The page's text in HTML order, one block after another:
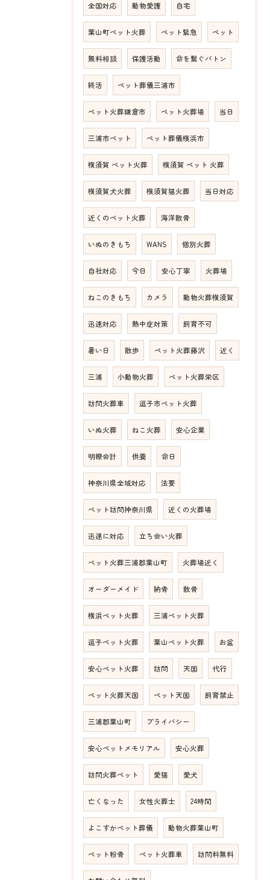
全国対応 動物愛護 自宅
葉山町ペット火葬 ペット緊急 ペット
無料相談 保護活動 命を繋ぐバトン
終活 ペット葬儀三浦市
ペット火葬鎌倉市 ペット火葬場 当日
三浦市ペット ペット葬儀横浜市
横須賀 ペット火葬 横須賀 ペット 火葬
横須賀犬火葬 横須賀猫火葬 当日対応
近くのペット火葬 海洋散骨
いぬのきもち WANS 個別火葬
自社対応 今日 安心丁寧 火葬場
ねこのきもち カメラ 動物火葬横須賀
迅速対応 熱中症対策 飼育不可
暑い日 散歩 ペット火葬藤沢 近く
三浦 小動物火葬 ペット火葬栄区
訪問火葬車 逗子市ペット火葬
いぬ火葬 ねこ火葬 安心企業
明瞭会計 供養 命日
神奈川県全域対応 法要
ペット訪問神奈川県 近くの火葬場
迅速に対応 立ち会い火葬
ペット火葬三浦郡葉山町 火葬場近く
オーダーメイド 納骨 散骨
横浜ペット火葬 三浦ペット火葬
逗子ペット火葬 葉山ペット火葬 お盆
安心ペット火葬 訪問 天国 代行
ペット火葬天国 ペット天国 飼育禁止
三浦郡葉山町 プライバシー
安心ペットメモリアル 安心火葬
訪問火葬ペット 愛猫 愛犬
亡くなった 女性火葬士 24時間
よこすかペット葬儀 動物火葬葉山町
ペット粉骨 ペット火葬車 訪問料無料